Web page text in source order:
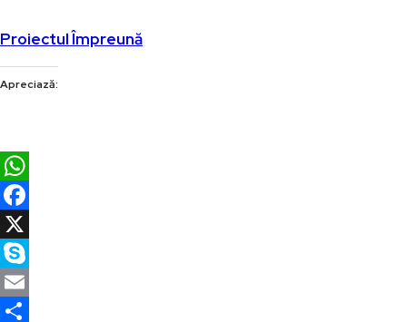
Proiectul Împreună
Apreciază:
WhatsApp
Facebook
X
Skype
Email